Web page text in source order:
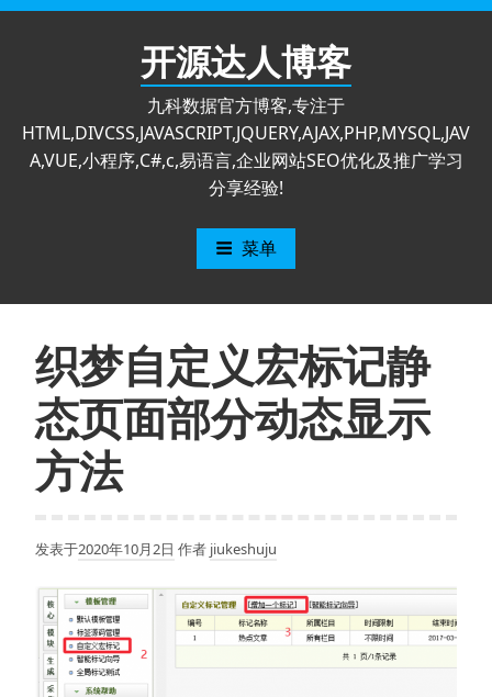
跳
开源达人博客
九科数据官方博客,专注于
HTML,DIVCSS,JAVASCRIPT,JQUERY,AJAX,PHP,MYSQL,JAV
A,VUE,小程序,C#,c,易语言,企业网站SEO优化及推广学习
分享经验!
菜单
织梦自定义宏标记静
态页面部分动态显示
方法
发表于2020年10月2日 作者 jiukeshuju